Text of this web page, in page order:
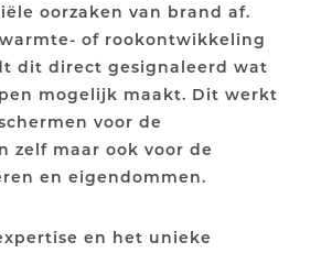
oorzaken van brand af.
of rookontwikkeling
dit direct gesignaleerd wat
mogelijk maakt. Dit werkt
voor de
zelf maar ook voor de
en eigendommen.
en het unieke